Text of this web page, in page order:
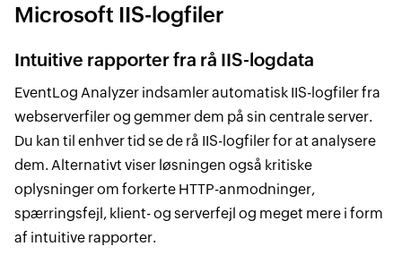
Microsoft IIS-logfiler
Intuitive rapporter fra rå IIS-logdata
EventLog Analyzer indsamler automatisk IIS-logfiler fra
webserverfiler og gemmer dem på sin centrale server.
Du kan til enhver tid se de rå IIS-logfiler for at analysere
dem. Alternativt viser løsningen også kritiske
oplysninger om forkerte HTTP-anmodninger,
spærringsfejl, klient- og serverfejl og meget mere i form
af intuitive rapporter.